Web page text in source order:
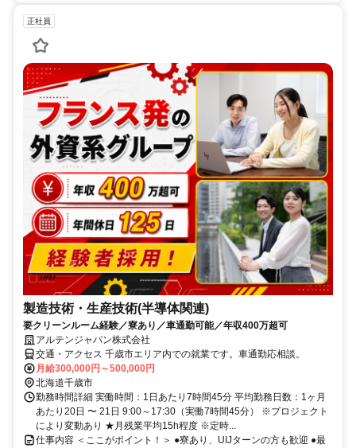
正社員
製造技術・生産技術(半導体関連)
要クリーンルーム経験／寮あり／車通勤可能／年収400万超可
アルテンジャパン株式会社
交通・アクセス 千歳市エリア内での就業です。車通勤応相談。
月給300,000円～500,000円
北海道千歳市
勤務時間詳細 実働時間：1日あたり7時間45分 平均勤務日数：1ヶ月
あたり20日 〜 21日 9:00～17:30（実働7時間45分） ※プロジェクト
により変動あり ★月残業平均15h程度 ※定時...
仕事内容 ＜ここがポイント！＞ ●寮あり、UIJターンの方も歓迎 ●最